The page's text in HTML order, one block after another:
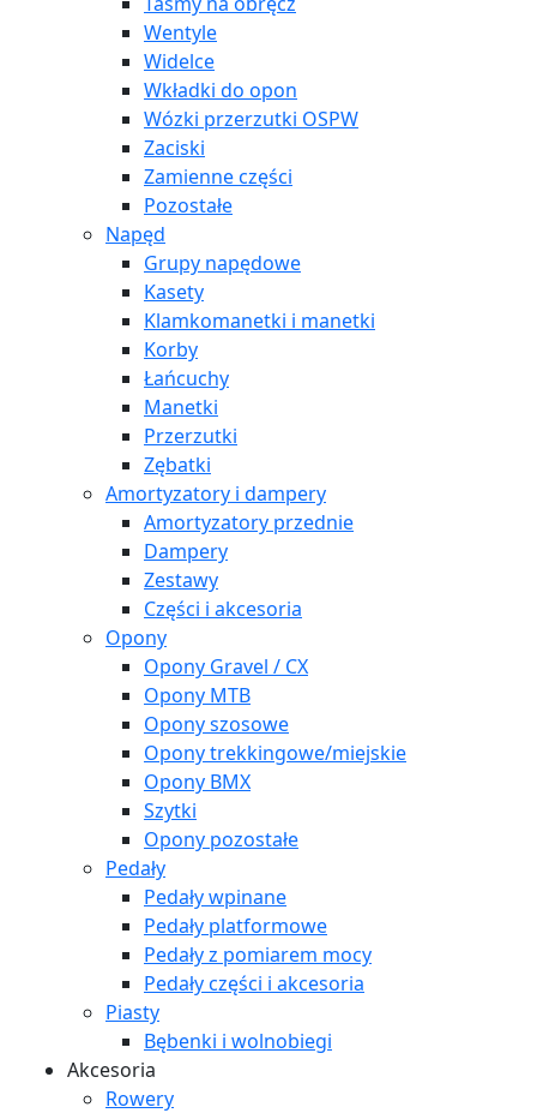
Wentyle
Widelce
Wkładki do opon
Wózki przerzutki OSPW
Zaciski
Zamienne części
Pozostałe
Napęd
Grupy napędowe
Kasety
Klamkomanetki i manetki
Korby
Łańcuchy
Manetki
Przerzutki
Zębatki
Amortyzatory i dampery
Amortyzatory przednie
Dampery
Zestawy
Części i akcesoria
Opony
Opony Gravel / CX
Opony MTB
Opony szosowe
Opony trekkingowe/miejskie
Opony BMX
Szytki
Opony pozostałe
Pedały
Pedały wpinane
Pedały platformowe
Pedały z pomiarem mocy
Pedały części i akcesoria
Piasty
Bębenki i wolnobiegi
Akcesoria
Rowery